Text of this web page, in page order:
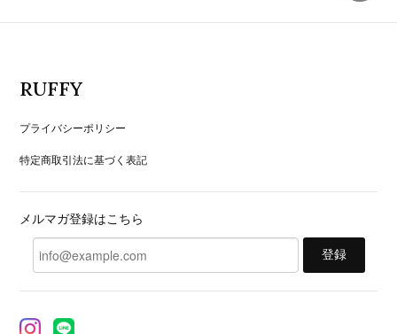
RUFFY
プライバシーポリシー
特定商取引法に基づく表記
メルマガ登録はこちら
登録